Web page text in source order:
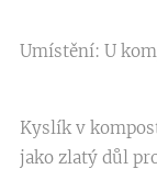
Umístění: U
Kyslík v
jako zlatý důl